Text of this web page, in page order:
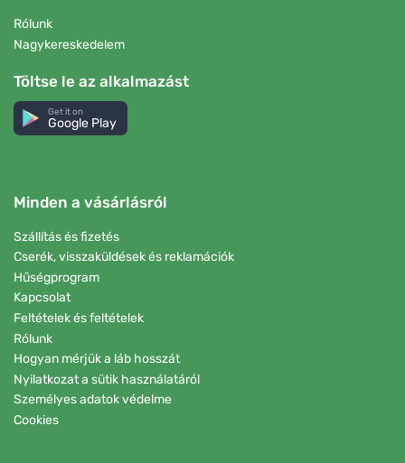
Rólunk
Nagykereskedelem
Töltse le az alkalmazást
Get it on
Google Play
Minden a vásárlásról
Szállítás és fizetés
Cserék, visszaküldések és reklamációk
Hűségprogram
Kapcsolat
Feltételek és feltételek
Rólunk
Hogyan mérjük a láb hosszát
Nyilatkozat a sütik használatáról
Személyes adatok védelme
Cookies